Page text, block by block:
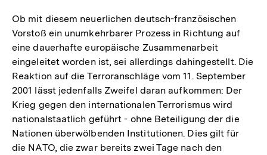
der
Fußnote
Ob mit diesem neuerlichen deutsch-französischen
Vorstoß ein unumkehrbarer Prozess in Richtung auf
eine dauerhafte europäische Zusammenarbeit
eingeleitet worden ist, sei allerdings dahingestellt. Die
Reaktion auf die Terroranschläge vom 11. September
2001 lässt jedenfalls Zweifel daran aufkommen: Der
Krieg gegen den internationalen Terrorismus wird
nationalstaatlich geführt - ohne Beteiligung der die
Nationen überwölbenden Institutionen. Dies gilt für
die NATO, die zwar bereits zwei Tage nach den